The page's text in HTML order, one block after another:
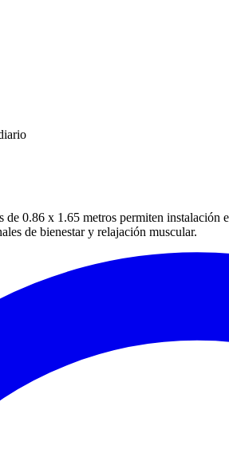
de 0.86 x 1.65 metros permiten
de bienestar y relajación muscular.